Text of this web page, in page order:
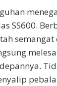
SS600.
semangat